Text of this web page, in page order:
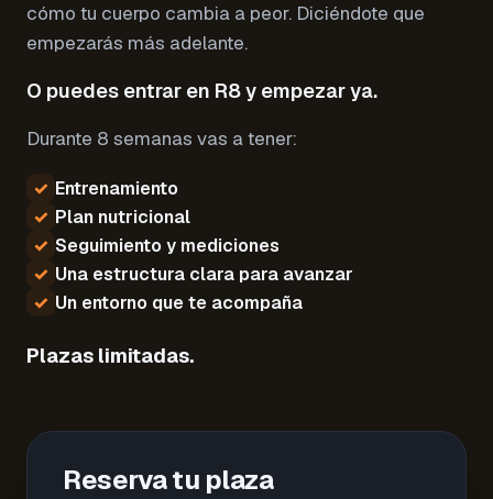
cómo tu cuerpo cambia a peor. Diciéndote que
empezarás más adelante.
O puedes entrar en R8 y empezar ya.
Durante 8 semanas vas a tener:
✓ Entrenamiento
✓ Plan nutricional
✓ Seguimiento y mediciones
✓ Una estructura clara para avanzar
✓ Un entorno que te acompaña
Plazas limitadas.
Reserva tu plaza